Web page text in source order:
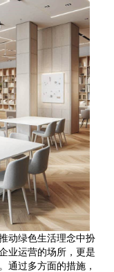
动绿色生活理念中扮
业运营的场所，更是
通过多方面的措施，